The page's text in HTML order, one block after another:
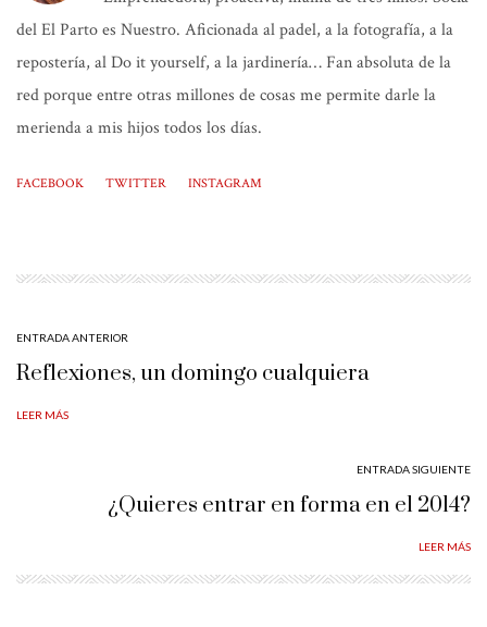
del El Parto es Nuestro. Aficionada al padel, a la fotografía, a la
repostería, al Do it yourself, a la jardinería… Fan absoluta de la
red porque entre otras millones de cosas me permite darle la
merienda a mis hijos todos los días.
FACEBOOK TWITTER INSTAGRAM
ENTRADA ANTERIOR
Reflexiones, un domingo cualquiera
LEER MÁS
ENTRADA SIGUIENTE
¿Quieres entrar en forma en el 2014?
LEER MÁS